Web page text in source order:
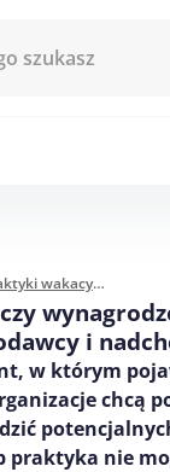
Staże i praktyki wakacyjne: czy wynagrodzenie jest konieczne? Obowiązki pracodawcy i nadchodzące zmiany
i
w którym
chcą
praktyka nie